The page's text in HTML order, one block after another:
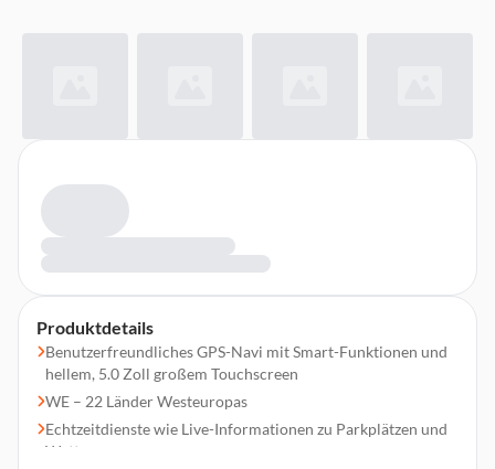
Produktdetails
Benutzerfreundliches GPS-Navi mit Smart-Funktionen und
hellem, 5.0 Zoll großem Touchscreen
WE – 22 Länder Westeuropas
Echtzeitdienste wie Live-Informationen zu Parkplätzen und
Wetter